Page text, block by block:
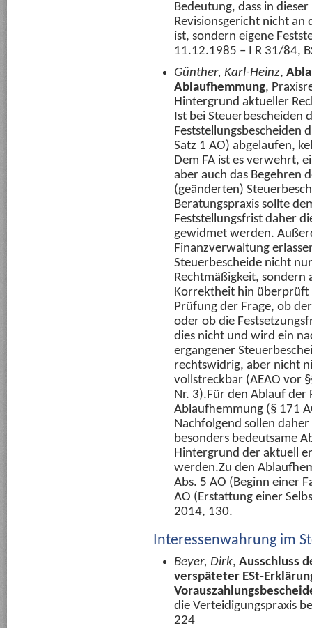
Bedeutung, dass in
Revisionsgericht nicht an
ist, sondern eigene
11.12.1985 – I R 31/84,
Günther, Karl-Heinz,
Ablaufhemmung,
Hintergrund aktueller
Ist bei Steuerbescheiden
Feststellungsbescheiden
Satz 1 AO) abgelaufen,
Dem FA ist es verwehrt,
aber auch das Begehren
(geänderten)
Beratungspraxis sollte
Feststellungsfrist daher
gewidmet werden.
Finanzverwaltung
Steuerbescheide nicht
Rechtmäßigkeit,
Korrektheit hin überprüft
Prüfung der Frage, ob
oder ob die
dies nicht und wird ein
ergangener
rechtswidrig, aber nicht
vollstreckbar (AEAO vor
Nr. 3).Für den Ablauf der
Ablaufhemmung (§ 171
Nachfolgend sollen
besonders bedeutsame
Hintergrund der aktuell
werden.Zu den
Abs. 5 AO (Beginn einer
AO (Erstattung einer
2014, 130.
Interessenwahrung im
Beyer, Dirk, Ausschluss
verspäteter ESt-
die Verteidigungspraxis
224